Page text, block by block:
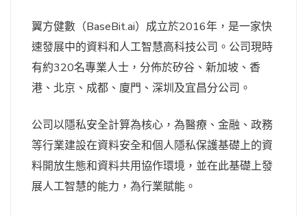
翼方健數（BaseBit.ai）成立於2016年，是一家快
速發展中的資料和人工智慧高科技公司。公司現時
有約320名專業人士，分佈於矽谷、新加坡、香
港、北京、成都、廈門、深圳及宜昌分公司。
公司以隱私安全計算為核心，為醫療、金融、政務
等行業建設在資料安全和個人隱私保護基礎上的資
料開放生態和資料共用協作環境，並在此基礎上發
展人工智慧的能力，為行業賦能。